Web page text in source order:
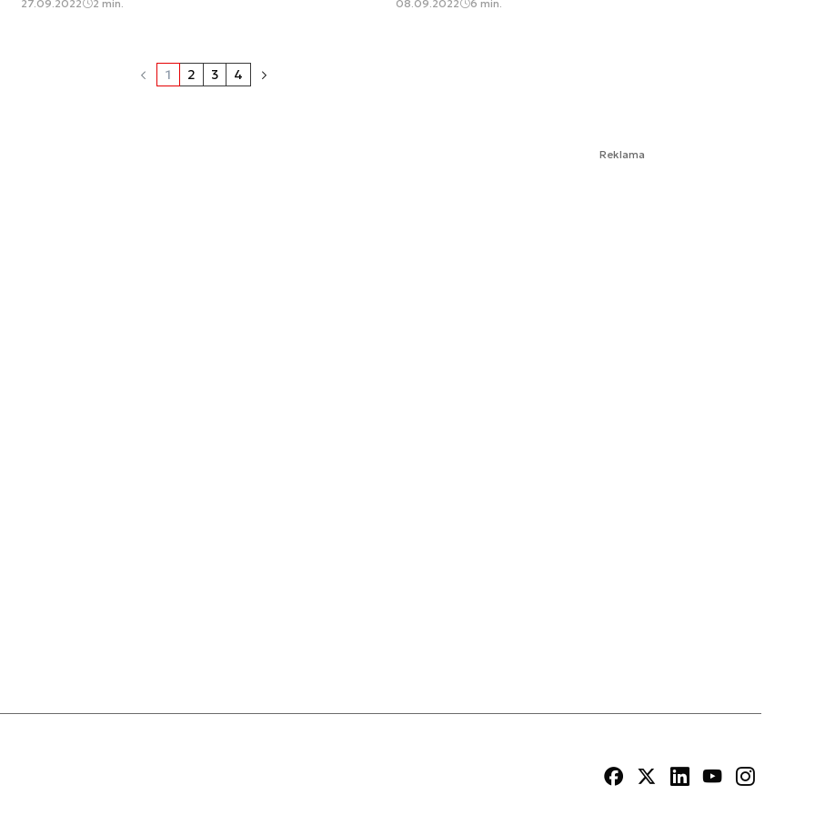
27.09.2022 2 min. 08.09.2022 6 min.
1 2 3 4
Reklama